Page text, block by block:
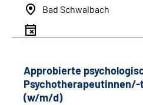
Bad Schwalbach
Approbierte
(w/m/d)